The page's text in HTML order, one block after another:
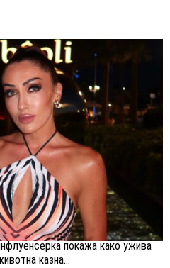
покажа како ужива
казна...